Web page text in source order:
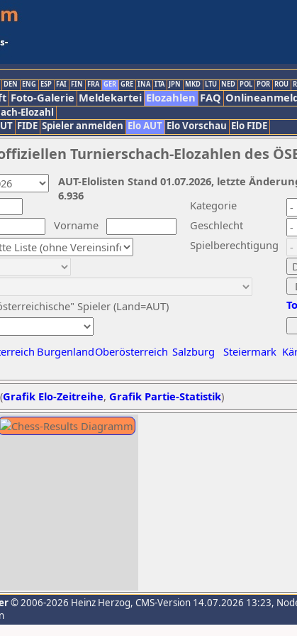
DEN ENG ESP FAI FIN FRA GER GRE INA ITA JPN MKD LTU NED POL POR ROU
Foto-Galerie Meldekartei Elozahlen FAQ
Elozahl
FIDE Spieler anmelden Elo AUT Elo Vorschau Elo FIDE
Turnierschach-Elozahlen des
Vorname
Kategorie
Geschlecht
Spieler (Land=AUT)
Spielberechtigung
BurgenlandOberösterreich Salzburg Steiermark
AUT-Elolisten Stand 01.07.2026, letzte
6.936
Grafik Elo-Zeitreihe, Grafik Partie-Statistik)
© 2006-2026 Heinz Herzog, CMS-Version 14.07.2026 13:23,